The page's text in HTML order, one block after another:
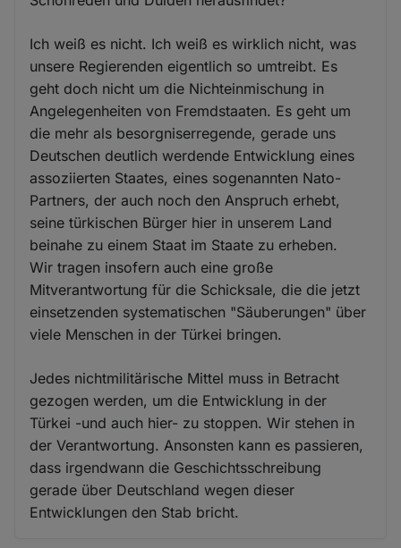
Ich weiß es nicht. Ich weiß es wirklich nicht, was
unsere Regierenden eigentlich so umtreibt. Es
geht doch nicht um die Nichteinmischung in
Angelegenheiten von Fremdstaaten. Es geht um
die mehr als besorgniserregende, gerade uns
Deutschen deutlich werdende Entwicklung eines
assoziierten Staates, eines sogenannten Nato-
Partners, der auch noch den Anspruch erhebt,
seine türkischen Bürger hier in unserem Land
beinahe zu einem Staat im Staate zu erheben.
Wir tragen insofern auch eine große
Mitverantwortung für die Schicksale, die die jetzt
einsetzenden systematischen "Säuberungen" über
viele Menschen in der Türkei bringen.
Jedes nichtmilitärische Mittel muss in Betracht
gezogen werden, um die Entwicklung in der
Türkei -und auch hier- zu stoppen. Wir stehen in
der Verantwortung. Ansonsten kann es passieren,
dass irgendwann die Geschichtsschreibung
gerade über Deutschland wegen dieser
Entwicklungen den Stab bricht.